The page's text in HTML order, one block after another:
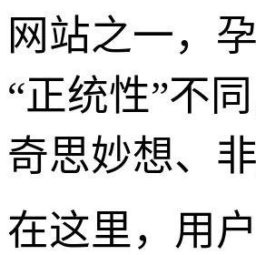
网站之一，
“正统性”不
奇思妙想、
在这里，用